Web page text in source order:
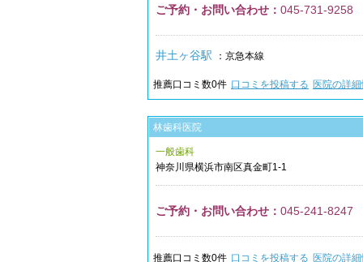
ご予約・お問い合わせ： 045-731-9258
井土ヶ谷駅 ：京急本線
推薦口コミ数0件 口コミを投稿する 医院の詳
林歯科医院
一般歯科
神奈川県横浜市南区真金町1-1
ご予約・お問い合わせ： 045-241-8247
推薦口コミ数0件 口コミを投稿する 医院の詳